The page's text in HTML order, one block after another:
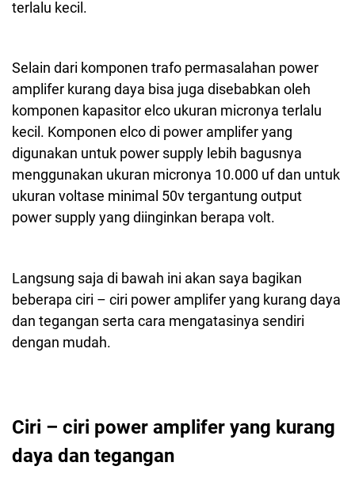
terlalu kecil.
Selain dari komponen trafo permasalahan power
amplifer kurang daya bisa juga disebabkan oleh
komponen kapasitor elco ukuran micronya terlalu
kecil. Komponen elco di power amplifer yang
digunakan untuk power supply lebih bagusnya
menggunakan ukuran micronya 10.000 uf dan untuk
ukuran voltase minimal 50v tergantung output
power supply yang diinginkan berapa volt.
Langsung saja di bawah ini akan saya bagikan
beberapa ciri – ciri power amplifer yang kurang daya
dan tegangan serta cara mengatasinya sendiri
dengan mudah.
Ciri – ciri power amplifer yang kurang
daya dan tegangan